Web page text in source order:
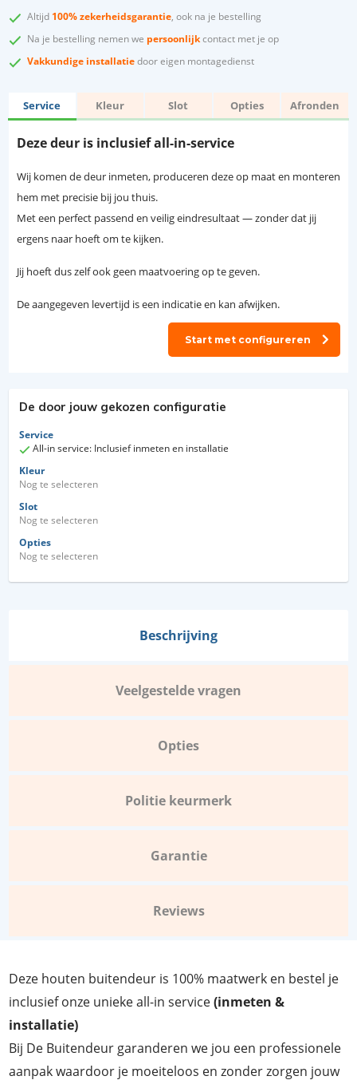
Altijd 100% zekerheidsgarantie, ook na je bestelling
Na je bestelling nemen we persoonlijkcontact met je op
Vakkundige installatiedoor eigen montagedienst
Service Kleur Slot Opties Afronden
Deze deur is inclusief all-in-service
Wij komen de deur inmeten, produceren deze op maat en monteren
hem met precisie bij jou thuis.
Met een perfect passend en veilig eindresultaat — zonder dat jij
ergens naar hoeft om te kijken.
Jij hoeft dus zelf ook geen maatvoering op te geven.
De aangegeven levertijd is een indicatie en kan afwijken.
Start met configureren
De door jouw gekozen configuratie
Service
All-in service: Inclusief inmeten en installatie
Kleur
Nog te selecteren
Slot
Nog te selecteren
Opties
Nog te selecteren
Beschrijving
Veelgestelde vragen
Opties
Politie keurmerk
Garantie
Reviews
Deze houten buitendeur is 100% maatwerk en bestel je
inclusief onze unieke all-in service(inmeten &
installatie)
Bij De Buitendeur garanderen we jou een professionele
aanpak waardoor je moeiteloos en zonder zorgen jouw